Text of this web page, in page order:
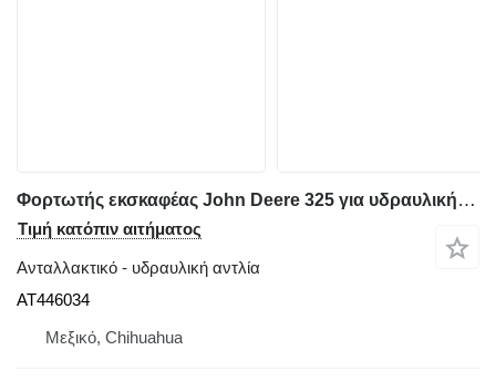
Φορτωτής εκσκαφέας John Deere 325 για υδραυλική αντλία AT446034
Τιμή κατόπιν αιτήματος
Ανταλλακτικό - υδραυλική αντλία
AT446034
Μεξικό, Chihuahua